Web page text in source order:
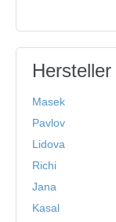
Hersteller
Masek
Pavlov
Lidova
Richi
Jana
Kasal